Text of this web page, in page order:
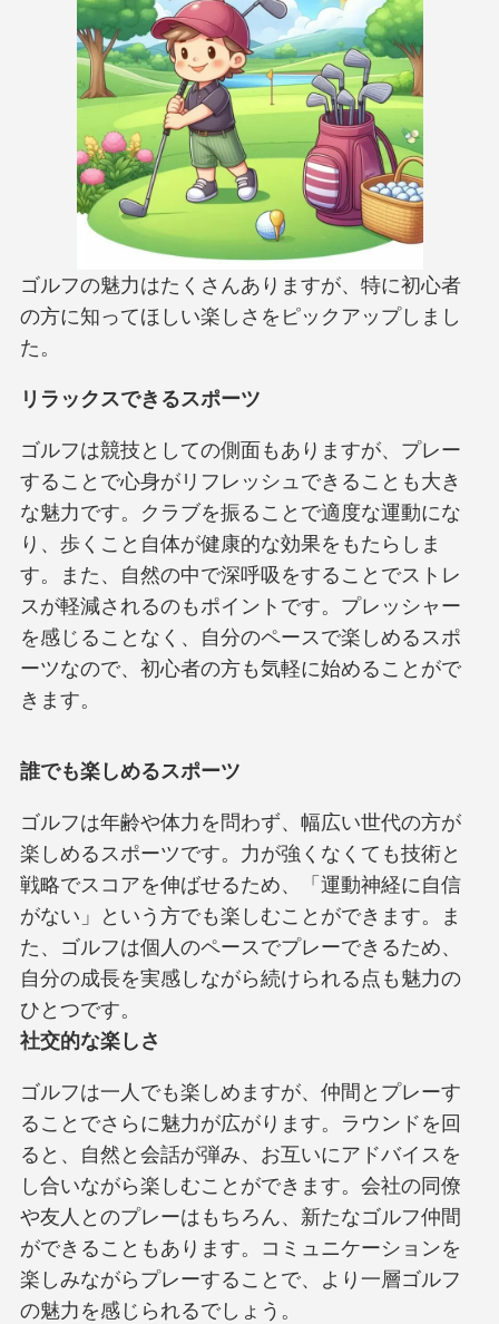
ゴルフの魅力はたくさんありますが、特に初心者
の方に知ってほしい楽しさをピックアップしまし
た。
リラックスできるスポーツ
ゴルフは競技としての側面もありますが、プレー
することで心身がリフレッシュできることも大き
な魅力です。クラブを振ることで適度な運動にな
り、歩くこと自体が健康的な効果をもたらしま
す。また、自然の中で深呼吸をすることでストレ
スが軽減されるのもポイントです。プレッシャー
を感じることなく、自分のペースで楽しめるスポ
ーツなので、初心者の方も気軽に始めることがで
きます。
誰でも楽しめるスポーツ
ゴルフは年齢や体力を問わず、幅広い世代の方が
楽しめるスポーツです。力が強くなくても技術と
戦略でスコアを伸ばせるため、「運動神経に自信
がない」という方でも楽しむことができます。ま
た、ゴルフは個人のペースでプレーできるため、
自分の成長を実感しながら続けられる点も魅力の
ひとつです。
社交的な楽しさ
ゴルフは一人でも楽しめますが、仲間とプレーす
ることでさらに魅力が広がります。ラウンドを回
ると、自然と会話が弾み、お互いにアドバイスを
し合いながら楽しむことができます。会社の同僚
や友人とのプレーはもちろん、新たなゴルフ仲間
ができることもあります。コミュニケーションを
楽しみながらプレーすることで、より一層ゴルフ
の魅力を感じられるでしょう。